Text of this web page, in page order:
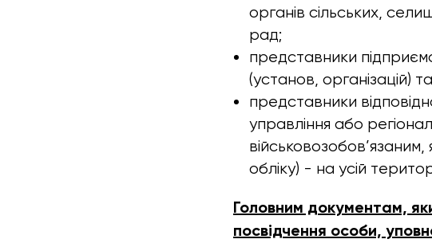
органів сільських,
рад;
представники
(установ, організацій)
представники
управління або
обліку) - на усій
Головним документам,
посвідчення особи,